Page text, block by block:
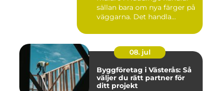
sällan bara om nya färger på
väggarna. Det handla...
08. jul
Byggföretag i Västerås: Så
väljer du rätt partner för
ditt projekt